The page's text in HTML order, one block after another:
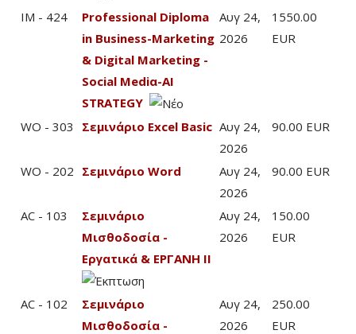
IM - 424
Professional Diploma
in Business-Marketing
& Digital Marketing -
Social Mediα-AI
STRATEGY
Αυγ 24,
2026
1550.00
EUR
WO - 303 Σεμινάριο Excel Basic Αυγ 24,
2026
90.00 EUR
WO - 202 Σεμινάριο Word
Αυγ 24,
2026
90.00 EUR
AC - 103
Σεμινάριο
Μισθοδοσία -
Εργατικά & ΕΡΓΑΝΗ ΙΙ
Αυγ 24,
2026
150.00
EUR
AC - 102
Σεμινάριο
Μισθοδοσία -
Αυγ 24,
2026
250.00
EUR